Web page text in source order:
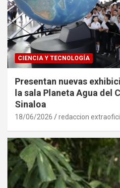
CIENCIA Y TECNOLOGÍA
Presentan nuevas
la sala Planeta Agua del
Sinaloa
18/06/2026 redaccion